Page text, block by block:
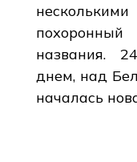
названия.
днем, над
началась